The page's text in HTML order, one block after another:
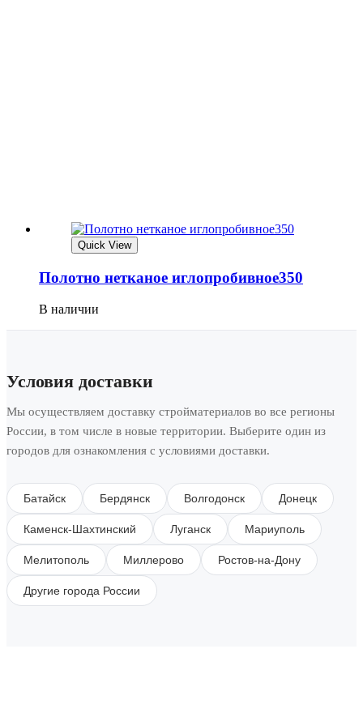
Quick View
Полотно нетканое иглопробивное350
В наличии
Условия доставки
Мы осуществляем доставку стройматериалов во все регионы
России, в том числе в новые территории. Выберите один из
городов для ознакомления с условиями доставки.
Батайск Бердянск Волгодонск Донецк
Каменск-Шахтинский Луганск Мариуполь
Мелитополь Миллерово Ростов-на-Дону
Другие города России